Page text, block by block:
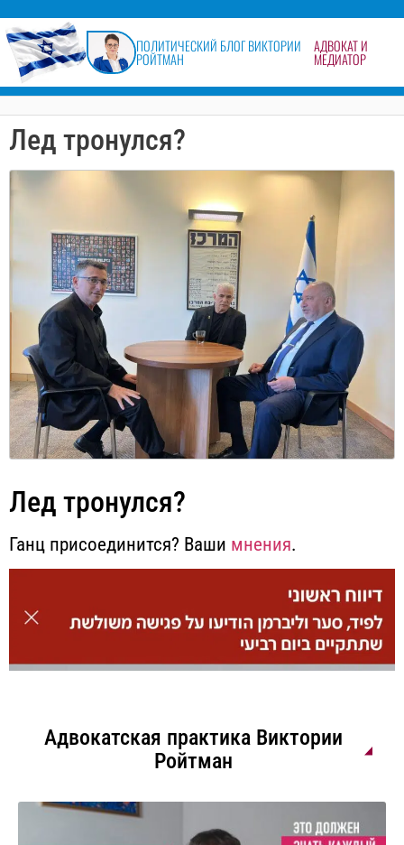
ПОЛИТИЧЕСКИЙ БЛОГ ВИКТОРИИ
РОЙТМАН
АДВОКАТ И
МЕДИАТОР
Лед тронулся?
Лед тронулся?
Ганц присоединится? Ваши мнения.
Адвокатская практика Виктории
Ройтман